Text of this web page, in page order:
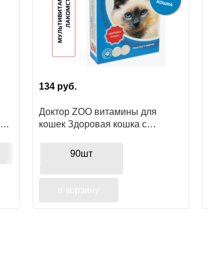
134 руб.
Доктор ZOO витамины для
кошек Здоровая кошка с
90шт